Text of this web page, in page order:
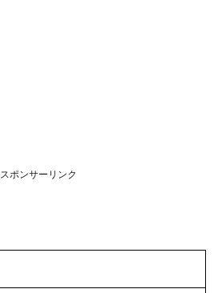
スポンサーリンク